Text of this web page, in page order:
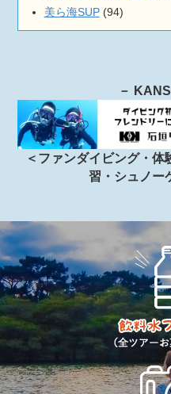
美ら海SUP(94)
－
＜ファンダイビング・
習・シュノー